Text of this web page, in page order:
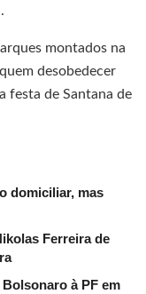
montados na
desobedecer
festa de Santana de
domiciliar, mas
Ferreira de
à PF em